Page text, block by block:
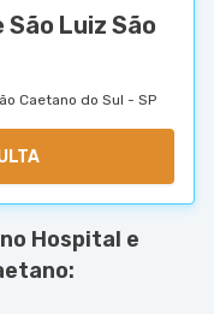
Luiz São
Caetano do Sul - SP
Hospital e